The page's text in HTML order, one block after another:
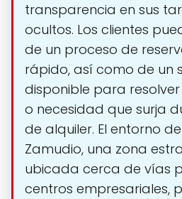
transparencia en sus
ocultos. Los clientes
de un proceso de
rápido, así como de un
disponible para
o necesidad que surja
de alquiler. El entorno
Zamudio, una zona
ubicada cerca de vías
centros empresariales,